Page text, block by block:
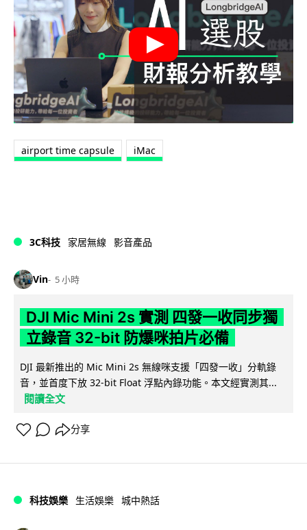
airport time capsule iMac
3C科技 家居無線 影音產品
Vin 5 小時
DJI Mic Mini 2s 實測 四發一收同步獨
立錄音 32-bit 防爆咪拍片必備
DJI 最新推出的 Mic Mini 2s 無線咪支援「四發一收」分軌錄
音，並首度下放 32-bit Float 浮點內錄功能。本文經實測其...
閱讀全文
分享
科技娛樂 生活娛樂 城中熱話